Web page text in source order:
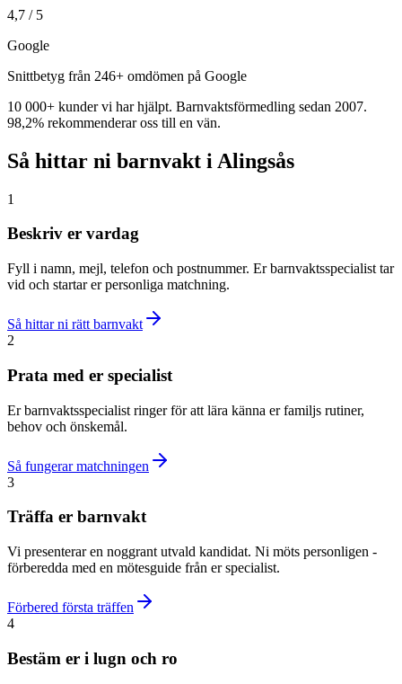
4,7 / 5
Google
Snittbetyg från 246+ omdömen på Google
10 000+ kunder vi har hjälpt. Barnvaktsförmedling sedan 2007.
98,2% rekommenderar oss till en vän.
Så hittar ni barnvakt i Alingsås
1
Beskriv er vardag
Fyll i namn, mejl, telefon och postnummer. Er barnvaktsspecialist tar
vid och startar er personliga matchning.
Så hittar ni rätt barnvakt
2
Prata med er specialist
Er barnvaktsspecialist ringer för att lära känna er familjs rutiner,
behov och önskemål.
Så fungerar matchningen
3
Träffa er barnvakt
Vi presenterar en noggrant utvald kandidat. Ni möts personligen -
förberedda med en mötesguide från er specialist.
Förbered första träffen
4
Bestäm er i lugn och ro